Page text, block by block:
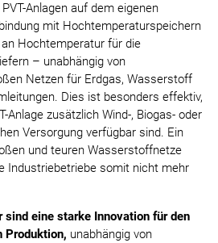
Anlagen auf dem eigenen
mit Hochtemperaturspeichern
Hochtemperatur für die
– unabhängig von
Netzen für Erdgas, Wasserstoff
Dies ist besonders effektiv,
Anlage zusätzlich Wind-, Biogas- oder
Versorgung verfügbar sind. Ein
und teuren Wasserstoffnetze
Industriebetriebe somit nicht mehr
sind eine starke Innovation für den
Produktion, unabhängig von